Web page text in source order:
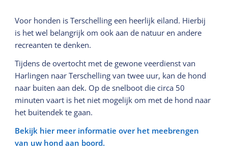
Voor honden is Terschelling een heerlijk eiland. Hierbij
is het wel belangrijk om ook aan de natuur en andere
recreanten te denken.
Tijdens de overtocht met de gewone veerdienst van
Harlingen naar Terschelling van twee uur, kan de hond
naar buiten aan dek. Op de snelboot die circa 50
minuten vaart is het niet mogelijk om met de hond naar
het buitendek te gaan.
Bekijk hier meer informatie over het meebrengen
van uw hond aan boord.